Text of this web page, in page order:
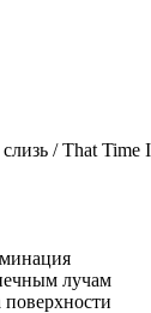
/ That Time
лучам
поверхности